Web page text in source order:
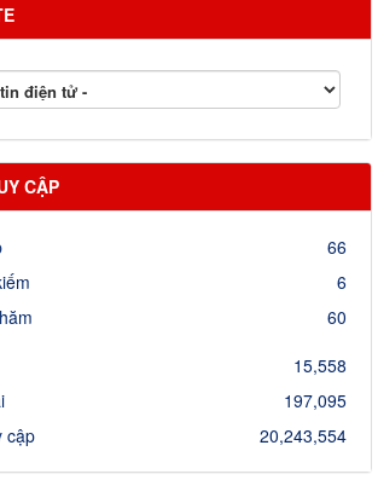
CẬP
66
6
60
15,558
197,095
cập
20,243,554